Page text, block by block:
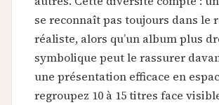
se reconnaît pas toujours dans le
réaliste, alors qu’un album plus
symbolique peut le rassurer
une présentation efficace en
regroupez 10 à 15 titres face